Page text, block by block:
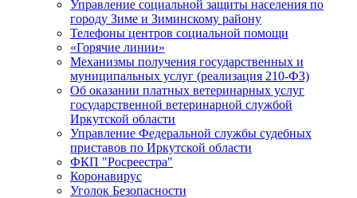
Управление социальной защиты населения по
городу Зиме и Зиминскому району
Телефоны центров социальной помощи
«Горячие линии»
Механизмы получения государственных и
муниципальных услуг (реализация 210-ФЗ)
Об оказании платных ветеринарных услуг
государственной ветеринарной службой
Иркутской области
Управление Федеральной службы судебных
приставов по Иркутской области
ФКП "Росреестра"
Коронавирус
Уголок Безопасности